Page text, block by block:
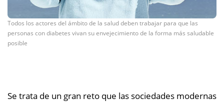
Todos los actores del ámbito de la salud deben trabajar para que las
personas con diabetes vivan su envejecimiento de la forma más saludable
posible
Se trata de un gran reto que las sociedades modernas